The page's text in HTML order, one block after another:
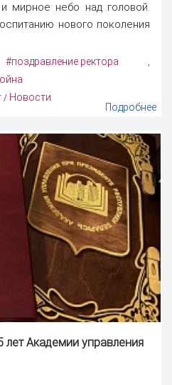
мирное небо над головой.
нового поколения
#поздравление ректора ,
/ Новости
Подробнее
лет Академии управления